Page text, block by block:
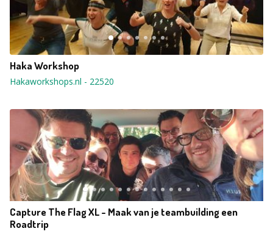
Haka Workshop
Hakaworkshops.nl - 22520
Capture The Flag XL - Maak van je teambuilding een
Roadtrip